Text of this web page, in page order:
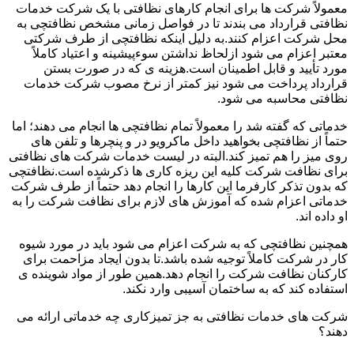
معمولاً شرکت ها برای انجام کارهای نظافتی با یک شرکت خدمات
نظافتی قرارداد می بندند تا در فواصل زمانی مشخص نظافتچی به
محل شرکت اعزام کنند.به دلیل اینکه نظافتچی از طرف شرکتی
معتبر اعزام می شود ازلحاظ نداشتن سوءپیشینه و اعتیاد کاملاً
مورد تأیید و قابل اطمینان است.هزینه ی که در صورت بستن
قرارداد پرداخت می شود نیز کمتر از نرخ مصوب شرکت خدمات
نظافتی محاسبه می شود.
خدماتی که گفته شد را معمولاً تمام نظافتچی ها انجام می دهند؛ اما
حتماً از نظافتچی بخواهید داخل ماکرویو در و پنچرها و تلفن های
روی میز را هم تمیز کند.البته در لیست خدمات شرکت های نظافتی
برای نظافت شرکت کلیه این ریزه کاری ها ذکرشده است.نظافتچی
که بدون تذکر کارفرما این کارها را انجام دهد حتماً از طرف شرکت
خدماتی اعزام شده که آموزش های لازم برای نظافت شرکت را به
او داده اند.
همچنین نظافتچی که به شرکت اعزام می شود باید در مورد شیوه
کار در شرکت کاملاً توجیه شده باشد.تا بدون ایجاد مزاحمت برای
کارکنان نظافت شرکت را انجام دهد.همین طور از مواد شوینده ی
استفاده کند که به ساختمان آسیبی وارد نکند.
شرکت های خدمات نظافتی به جز تمیزکاری چه خدماتی ارائه می
دهند؟